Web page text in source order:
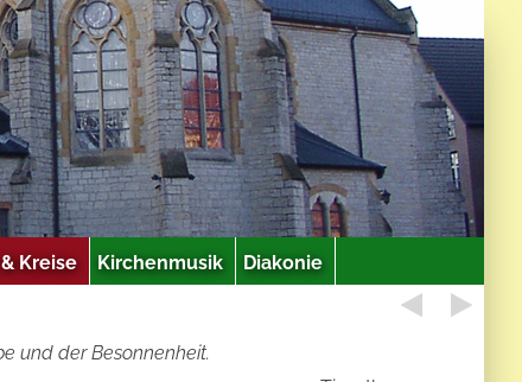
Kreise Kirchenmusik Diakonie
und der Besonnenheit.